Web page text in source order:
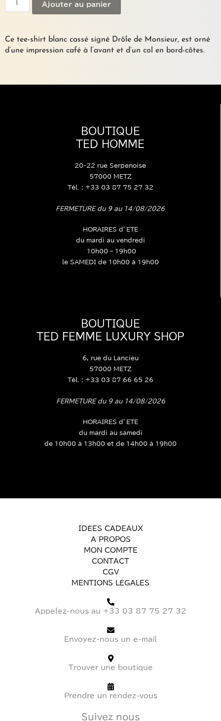
shirt
Café"
DRÔLE
Ajouter au panier
Ce tee-shirt blanc cassé signé Drôle de Monsieur, est orné
d’une impression café à l’avant et d’un col en bord-côtes.
BOUTIQUE
TED HOMME
20-22 rue Serpenoise
57000 METZ
Tél. : +33 03 87 75 27 32
FERMETURE du 9 au 14/08/2026
HORAIRES d’ETE
du mardi au vendredi
10h00 – 19h00
le SAMEDI de 10h00 à 19h00
BOUTIQUE
TED FEMME LUXURY SHOP
6, rue du Lancieu
57000 METZ
Tél. : +33 03 87 66 65 26
FERMETURE du 9 au 14/08/2026
HORAIRES d’ETE
du mardi au samedi
de 10h00 à 13h00 et de 14h00 à 19h00
IDÉES CADEAUX
A PROPOS
MON COMPTE
CONTACT
CGV
MENTIONS LÉGALES
Appelez-nous au +33 03 87 75 27 32
Envoyez-nous un e-mail
Trouver une boutique
Prendre un rendez-vous
Suivez nous